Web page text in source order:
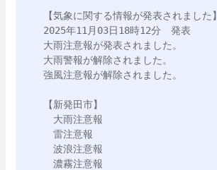
【気象に関する情報が発表されました】
2025年11月03日18時12分　発表
大雨注意報が発表されました。
大雨警報が解除されました。
強風注意報が解除されました。
【新発田市】
大雨注意報
雷注意報
波浪注意報
濃霧注意報